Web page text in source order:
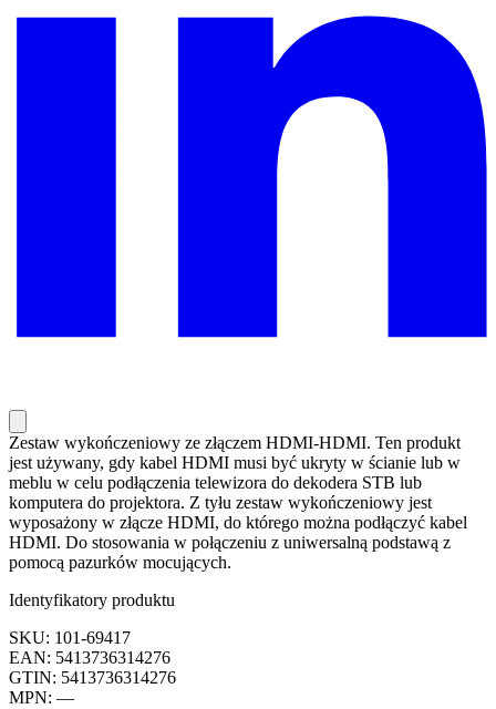
Zestaw wykończeniowy ze złączem HDMI-HDMI. Ten produkt
jest używany, gdy kabel HDMI musi być ukryty w ścianie lub w
meblu w celu podłączenia telewizora do dekodera STB lub
komputera do projektora. Z tyłu zestaw wykończeniowy jest
wyposażony w złącze HDMI, do którego można podłączyć kabel
HDMI. Do stosowania w połączeniu z uniwersalną podstawą z
pomocą pazurków mocujących.
Identyfikatory produktu
SKU: 101-69417
EAN: 5413736314276
GTIN: 5413736314276
MPN: —